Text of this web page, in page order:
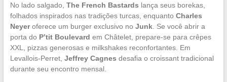
No lado salgado, The French Bastards lança seus borekas,
folhados inspirados nas tradições turcas, enquanto Charles
Neyeroferece um burger exclusivo no Junk. Se você abrir a
porta do P’tit Boulevard em Châtelet, prepare-se para crêpes
XXL, pizzas generosas e milkshakes reconfortantes. Em
Levallois-Perret, Jeffrey Cagnes desafia o croissant tradicional
durante seu encontro mensal.